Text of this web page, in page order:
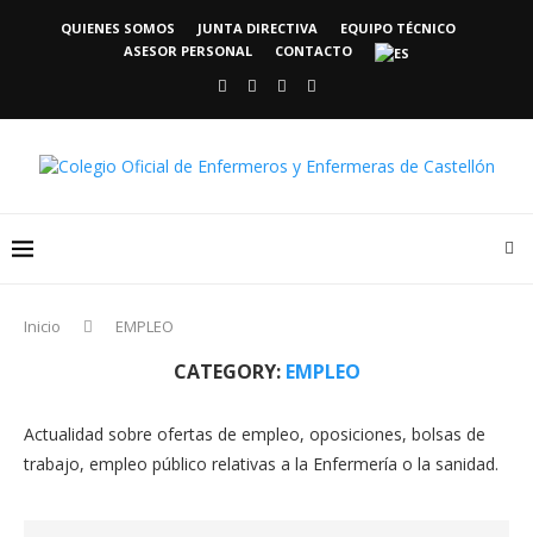
QUIENES SOMOS JUNTA DIRECTIVA
EQUIPO TÉCNICO
ASESOR PERSONAL
CONTACTO
Inicio EMPLEO
CATEGORY: EMPLEO
Actualidad sobre ofertas de empleo, oposiciones, bolsas de
trabajo, empleo público relativas a la Enfermería o la sanidad.